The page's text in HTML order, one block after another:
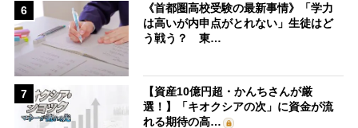
6
《首都圏高校受験の最新事情》「学力
は高いが内申点がとれない」生徒はど
う戦う？ 東…
7
【資産10億円超・かんちさんが厳
選！】「キオクシアの次」に資金が流
れる期待の高…